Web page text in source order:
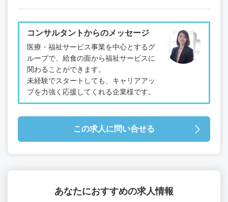
コンサルタントからのメッセージ
医療・福祉サービス事業を中心とするグ
ループで、給食の面から福祉サービスに
関わることができます。
未経験でスタートしても、キャリアアッ
プを力強く応援してくれる企業様です。
この求人に問い合せる
あなたにおすすめの求人情報